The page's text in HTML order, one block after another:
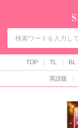
TOP TL BL
英語版